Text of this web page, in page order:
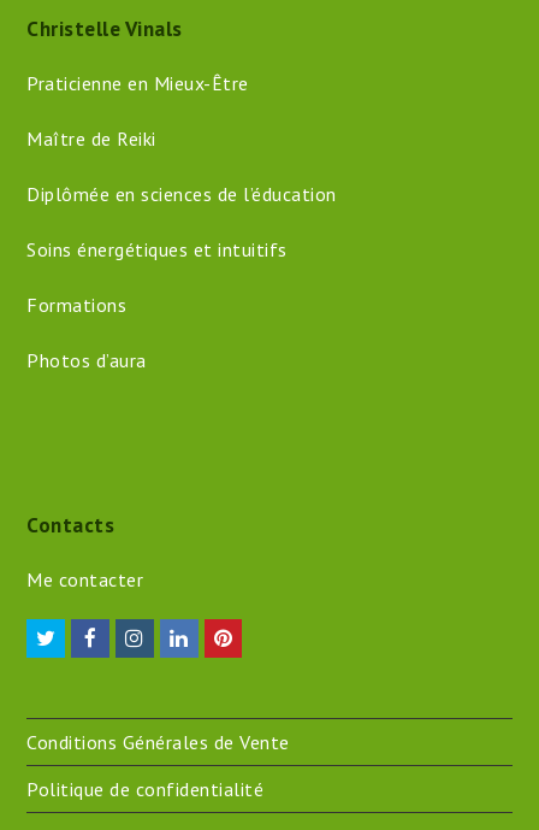
Christelle Vinals
Praticienne en Mieux-Être
Maître de Reiki
Diplômée en sciences de l’éducation
Soins énergétiques et intuitifs
Formations
Photos d’aura
Contacts
Me contacter
TwitterFacebookInstagram
LinkedInPinterest
Conditions Générales de Vente
Politique de confidentialité